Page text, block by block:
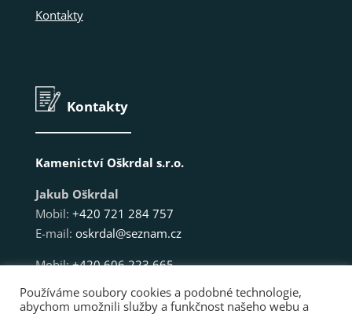
Kontakty
Kontakty
Kamenictví Oškrdal s.r.o.
Jakub Oškrdal
Mobil: +420 721 284 757
E-mail: oskrdal@seznam.cz
Mobil:+420 606 223 665
E-mail:
kamenictvitetcice.marek@seznam.cz
Používáme soubory cookies a podobné technologie,
abychom umožnili služby a funkčnost našeho webu a